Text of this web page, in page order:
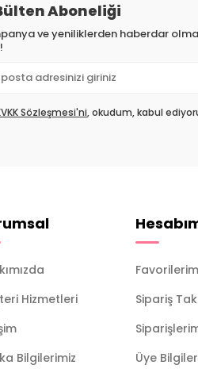
Aboneliği
ve yeniliklerden haberdar
Sözleşmesi'ni, okudum, kabul
Hizmetleri
Bilgilerimiz
Favorilerim
Sipariş
Üye